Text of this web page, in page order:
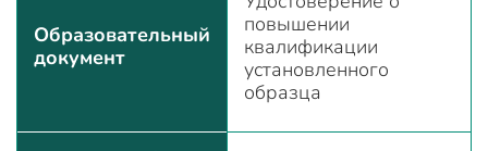
Образовательный
документ
повышении
квалификации
установленного
образца